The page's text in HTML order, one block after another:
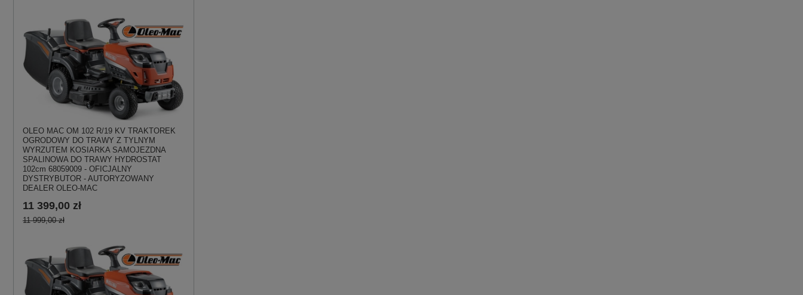
OLEO MAC OM 102 R/19 KV TRAKTOREK
OGRODOWY DO TRAWY Z TYLNYM
WYRZUTEM KOSIARKA SAMOJEZDNA
SPALINOWA DO TRAWY HYDROSTAT
102cm 68059009 - OFICJALNY
DYSTRYBUTOR - AUTORYZOWANY
DEALER OLEO-MAC
11 399,00 zł
11 999,00 zł